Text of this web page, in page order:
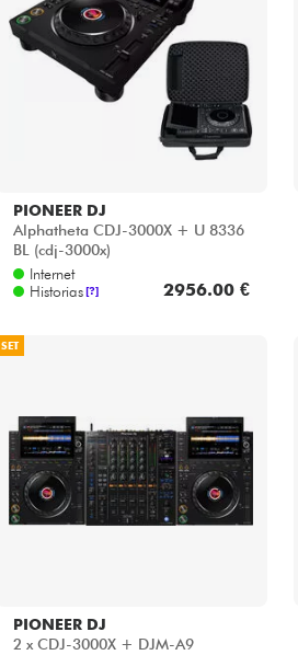
PIONEER DJ
Alphatheta CDJ-3000X + U 8336
BL (cdj-3000x)
Internet
Historias[?] 2956.00 €
SET
PIONEER DJ
2 x CDJ-3000X + DJM-A9